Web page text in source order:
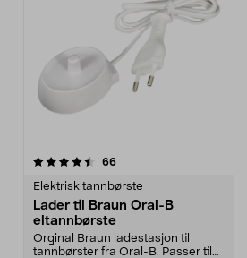
66anmeldelser
Elektrisk tannbørste
Lader til Braun Oral-B
eltannbørste
Orginal Braun ladestasjon til
tannbørster fra Oral-B. Passer til
4.5av 5 stjerner